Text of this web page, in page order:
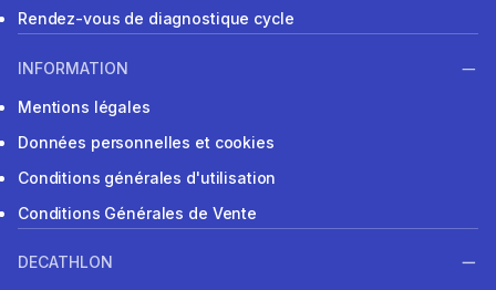
Rendez-vous de diagnostique cycle
INFORMATION
Mentions légales
Données personnelles et cookies
Conditions générales d'utilisation
Conditions Générales de Vente
DECATHLON